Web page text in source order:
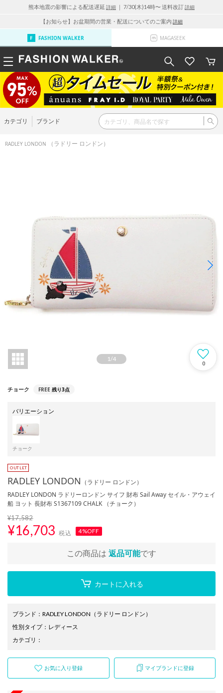
熊本地震の影響による配送遅延 詳細 ｜ 7/30(木)14時〜 送料改訂詳細
【お知らせ】お盆期間の営業・配送についてのご案内 詳細
FASHION WALKER MAGASEEK
カテゴリ ブランド
RADLEY LONDON （ラドリー ロンドン）
1 /4
0
チョーク FREE 残り3点
バリエーション
チョーク
RADLEY LONDON （ラドリー ロンドン）
RADLEY LONDON ラドリーロンドン サイフ 財布 Sail Away セイル・アウェイ
船 ヨット 長財布 S1367109 CHALK （チョーク）
¥17,582
¥16,703 税込 4%OFF
この商品は 返品可能です
カートに入れる
ブランド ： RADLEY LONDON （ラドリー ロンドン）
性別タイプ： レディース
カテゴリ ：
お気に入り登録 マイブランドに登録